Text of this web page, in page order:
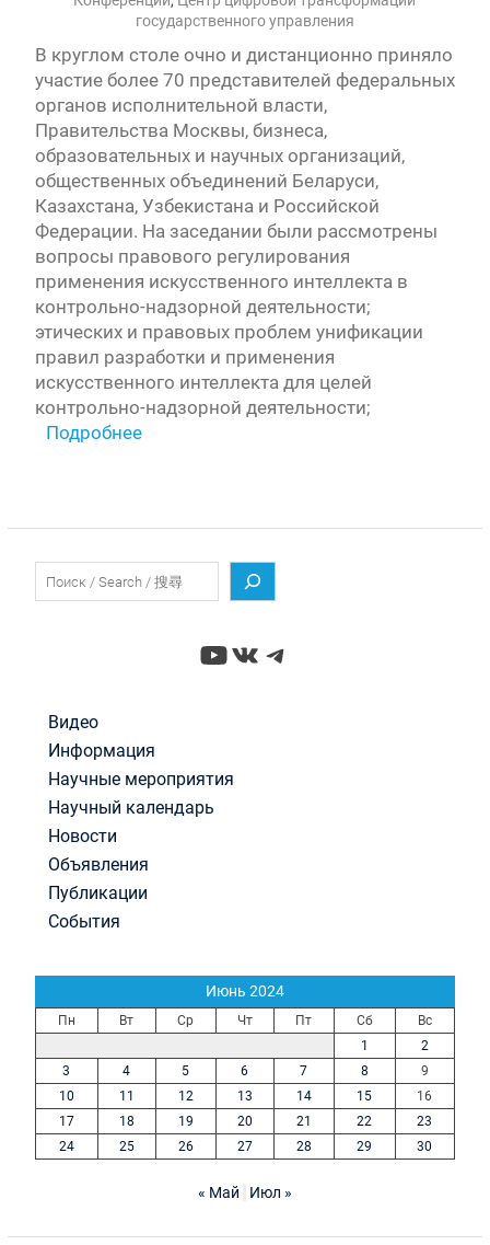
государственного управления
В круглом столе очно и дистанционно приняло
участие более 70 представителей федеральных
органов исполнительной власти,
Правительства Москвы, бизнеса,
образовательных и научных организаций,
общественных объединений Беларуси,
Казахстана, Узбекистана и Российской
Федерации. На заседании были рассмотрены
вопросы правового регулирования
применения искусственного интеллекта в
контрольно-надзорной деятельности;
этических и правовых проблем унификации
правил разработки и применения
искусственного интеллекта для целей
контрольно-надзорной деятельности;
Подробнее
YouTube
ВКонтакте
Telegram
Видео
Информация
Научные мероприятия
Научный календарь
Новости
Объявления
Публикации
События
Июнь 2024
Пн Вт Ср Чт Пт Сб
Вс
1
2
3
4 5 6 7 8
9
10
11 12 13 14 15
16
17
18 19 20 21 22
23
24
25 26 27 28 29 30
« Май Июл »